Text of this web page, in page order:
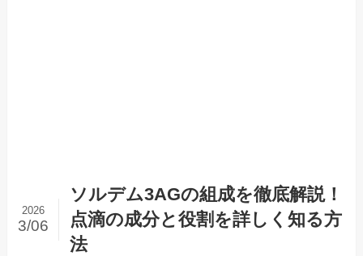
ソルデム3AGの組成を徹底解説！
点滴の成分と役割を詳しく知る方
法
2026
3/06